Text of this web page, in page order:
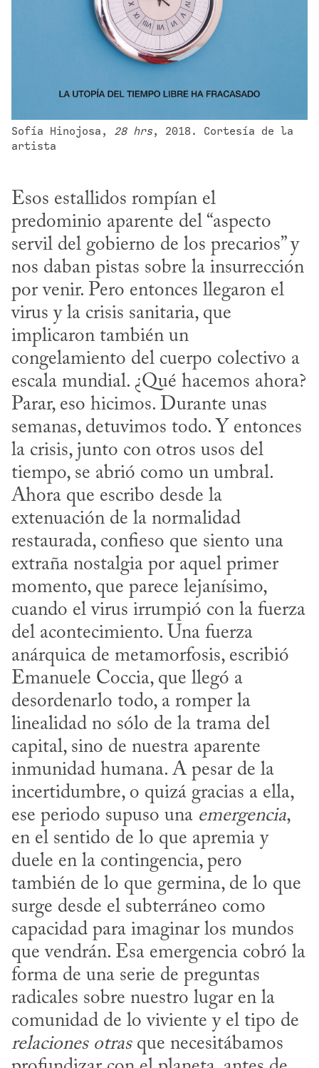
Sofía Hinojosa, 28 hrs, 2018. Cortesía de la
artista
Esos estallidos rompían el
predominio aparente del “aspecto
servil del gobierno de los precarios” y
nos daban pistas sobre la insurrección
por venir. Pero entonces llegaron el
virus y la crisis sanitaria, que
implicaron también un
congelamiento del cuerpo colectivo a
escala mundial. ¿Qué hacemos ahora?
Parar, eso hicimos. Durante unas
semanas, detuvimos todo. Y entonces
la crisis, junto con otros usos del
tiempo, se abrió como un umbral.
Ahora que escribo desde la
extenuación de la normalidad
restaurada, confieso que siento una
extraña nostalgia por aquel primer
momento, que parece lejanísimo,
cuando el virus irrumpió con la fuerza
del acontecimiento. Una fuerza
anárquica de metamorfosis, escribió
Emanuele Coccia, que llegó a
desordenarlo todo, a romper la
linealidad no sólo de la trama del
capital, sino de nuestra aparente
inmunidad humana. A pesar de la
incertidumbre, o quizá gracias a ella,
ese periodo supuso una emergencia,
en el sentido de lo que apremia y
duele en la contingencia, pero
también de lo que germina, de lo que
surge desde el subterráneo como
capacidad para imaginar los mundos
que vendrán. Esa emergencia cobró la
forma de una serie de preguntas
radicales sobre nuestro lugar en la
relaciones otras que necesitábamos